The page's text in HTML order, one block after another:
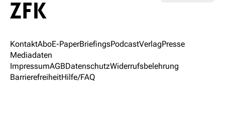
KontaktAboE-PaperBriefingsPodcastVerlagPresse
Mediadaten
ImpressumAGBDatenschutzWiderrufsbelehrung
BarrierefreiheitHilfe/FAQ